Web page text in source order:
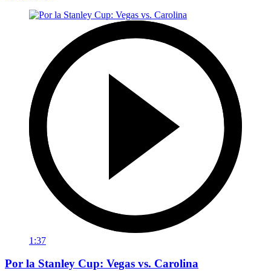
1:37
Por la Stanley Cup: Vegas vs. Carolina